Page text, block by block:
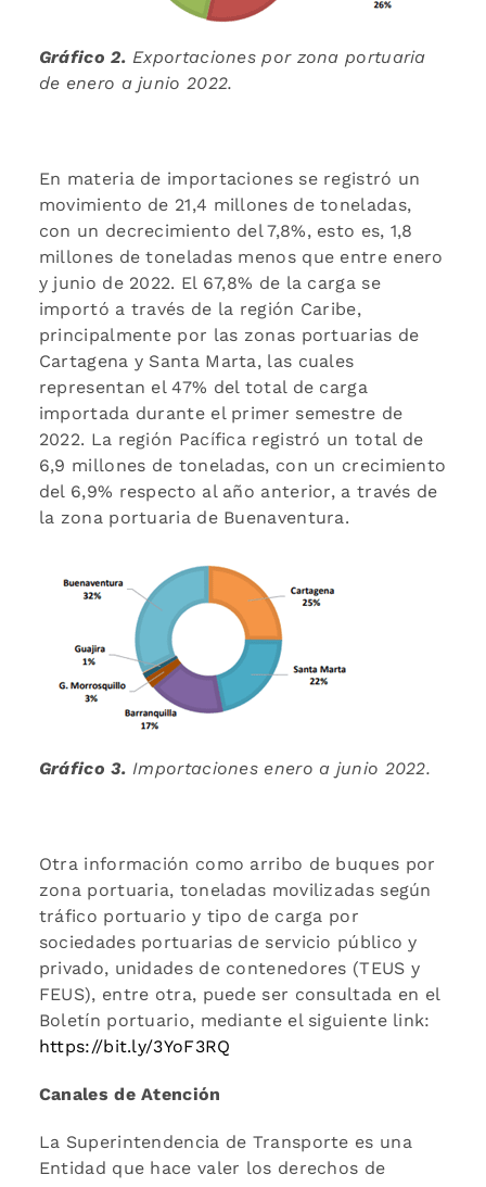
Gráfico 2. Exportaciones por zona portuaria
de enero a junio 2022.
En materia de importaciones se registró un
movimiento de 21,4 millones de toneladas,
con un decrecimiento del 7,8%, esto es, 1,8
millones de toneladas menos que entre enero
y junio de 2022. El 67,8% de la carga se
importó a través de la región Caribe,
principalmente por las zonas portuarias de
Cartagena y Santa Marta, las cuales
representan el 47% del total de carga
importada durante el primer semestre de
2022. La región Pacífica registró un total de
6,9 millones de toneladas, con un crecimiento
del 6,9% respecto al año anterior, a través de
la zona portuaria de Buenaventura.
Gráfico 3. Importaciones enero a junio 2022.
Otra información como arribo de buques por
zona portuaria, toneladas movilizadas según
tráfico portuario y tipo de carga por
sociedades portuarias de servicio público y
privado, unidades de contenedores (TEUS y
FEUS), entre otra, puede ser consultada en el
Boletín portuario, mediante el siguiente link:
https://bit.ly/3YoF3RQ
Canales de Atención
La Superintendencia de Transporte es una
Entidad que hace valer los derechos de